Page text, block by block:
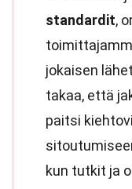
standardit,
jokaisen
takaa, että
paitsi
kun tutkit ja